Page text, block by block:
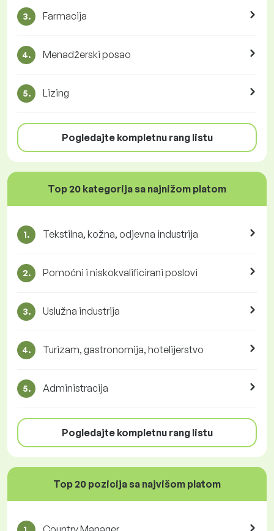
3. Farmacija
4. Menadžerski posao
5. Lizing
Pogledajte kompletnu rang listu
Top 20 kategorija sa najnižom platom
1. Tekstilna, kožna, odjevna industrija
2. Pomoćni i niskokvalificirani poslovi
3. Uslužna industrija
4. Turizam, gastronomija, hotelijerstvo
5. Administracija
Pogledajte kompletnu rang listu
Top 20 pozicija sa najvišom platom